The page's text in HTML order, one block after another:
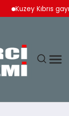
Kuzey Kıbrıs